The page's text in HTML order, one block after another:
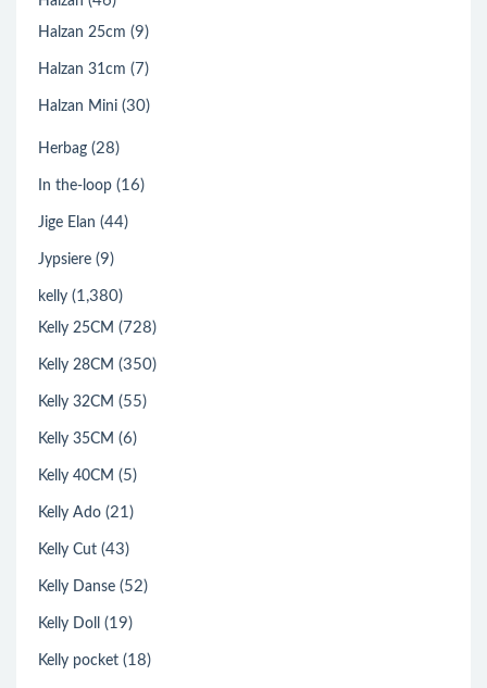
Halzan 25cm (9)
Halzan 31cm (7)
Halzan Mini (30)
Herbag (28)
In the-loop (16)
Jige Elan (44)
Jypsiere (9)
kelly (1,380)
Kelly 25CM (728)
Kelly 28CM (350)
Kelly 32CM (55)
Kelly 35CM (6)
Kelly 40CM (5)
Kelly Ado (21)
Kelly Cut (43)
Kelly Danse (52)
Kelly Doll (19)
Kelly pocket (18)